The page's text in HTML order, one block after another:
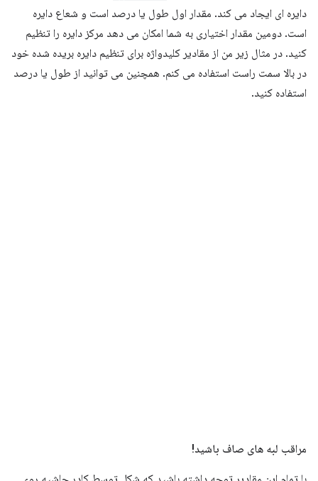
دایره ای ایجاد می کند. مقدار اول طول یا درصد است و شعاع دایره
است. دومین مقدار اختیاری به شما امکان می دهد مرکز دایره را تنظیم
کنید. در مثال زیر من از مقادیر کلیدواژه برای تنظیم دایره بریده شده خود
در بالا سمت راست استفاده می کنم. همچنین می توانید از طول یا درصد
استفاده کنید.
مراقب لبه های صاف باشید!